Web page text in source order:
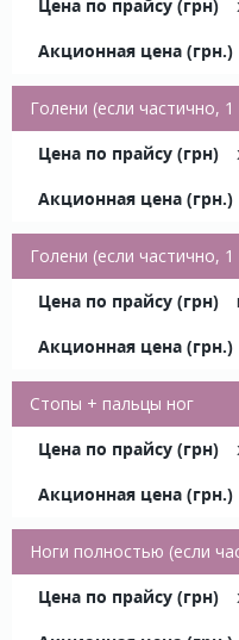
Голени (если частично,
Голени (если частично,
Стопы + пальцы ног
Ноги полностью (если